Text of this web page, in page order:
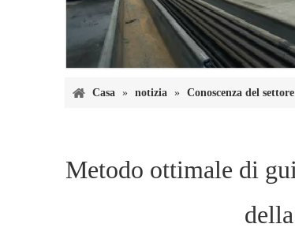
Casa » notizia » Conoscenza del settore
Metodo ottimale di